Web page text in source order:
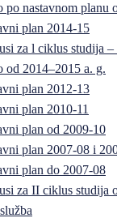
po nastavnom planu
plan 2014-15
za l ciklus studija
od 2014–2015 a. g.
plan 2012-13
plan 2010-11
plan od 2009-10
plan 2007-08 i
plan do 2007-08
za II ciklus studija